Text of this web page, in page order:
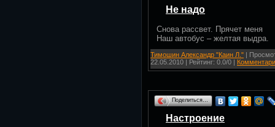
Не надо
Снова рассвет. Прячет меня
Наш автобус – желтая выдра.
Тимошин Александр "Каин Л." |
22.05.2010 | Рейтинг: 0.0/0 |
Поделиться…
Настроение